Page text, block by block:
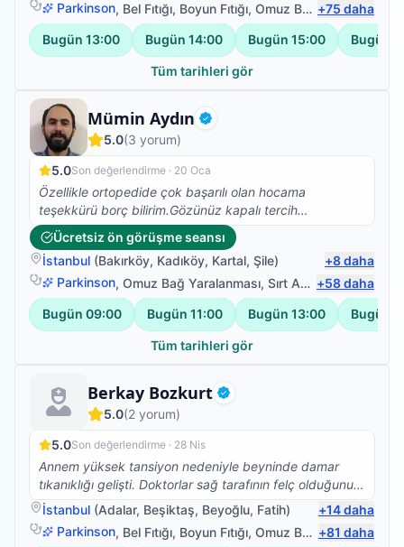
Parkinson, Bel Fıtığı, Boyun Fıtığı, Omuz Bağ Yaralanması +75 daha
Bugün 13:00 Bugün 14:00 Bugün 15:00 Bugün
Tüm tarihleri gör
Mümin Aydın Doğrulanmış
Fizyoterapist
5.0(3 yorum)
5.0Son değerlendirme · 20 Oca
Özellikle ortopedide çok başarılı olan hocama
teşekkürü borç bilirim.Gözünüz kapalı tercih
edebilirsiniz.
Ücretsiz ön görüşme seansı
İstanbul (Bakırköy, Kadıköy, Kartal, Şile) +8daha
Parkinson, Omuz Bağ Yaralanması, Sırt Ağrısı ,Bel Ağrısı
+58daha
Bugün 09:00 Bugün 11:00 Bugün 13:00 Bugün
Tüm tarihleri gör
Berkay Bozkurt Doğrulanmış
Uzman Fizyoterapist
5.0(2 yorum)
5.0Son değerlendirme · 28 Nis
Annem yüksek tansiyon nedeniyle beyninde damar
tıkanıklığı gelişti. Doktorlar sağ tarafının felç olduğunu
söylediğinde hayatımızın bittiğini düşündük. Ancak bu
durumun fizik tedaviyle iyileştirilebilir olduğunu
öğrendiğimizde çok sevindik. Bir devlet kurumda fizik
İstanbul (Adalar, Beşiktaş, Beyoğlu, Fatih) +14daha
Parkinson, Bel Fıtığı, Boyun Fıtığı, Omuz Bağ Yaralanması +81 daha